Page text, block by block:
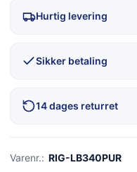
Hurtig levering
Sikker betaling
14 dages returret
Varenr.: RIG-LB340PUR